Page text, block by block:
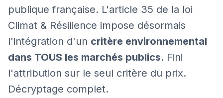
publique française. L'article 35 de la loi
Climat & Résilience impose désormais
l'intégration d'un critère environnemental
dans TOUS les marchés publics. Fini
l'attribution sur le seul critère du prix.
Décryptage complet.